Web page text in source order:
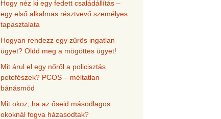
Hogy néz ki egy fedett családállítás –
egy első alkalmas résztvevő személyes
tapasztalata
Hogyan rendezz egy zűrös ingatlan
ügyet? Oldd meg a mögöttes ügyet!
Mit árul el egy nőről a policisztás
petefészek? PCOS – méltatlan
bánásmód
Mit okoz, ha az őseid másodlagos
okoknál fogva házasodtak?